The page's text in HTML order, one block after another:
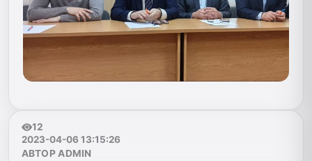
12
2023-04-06 13:15:26
АВТОР ADMIN